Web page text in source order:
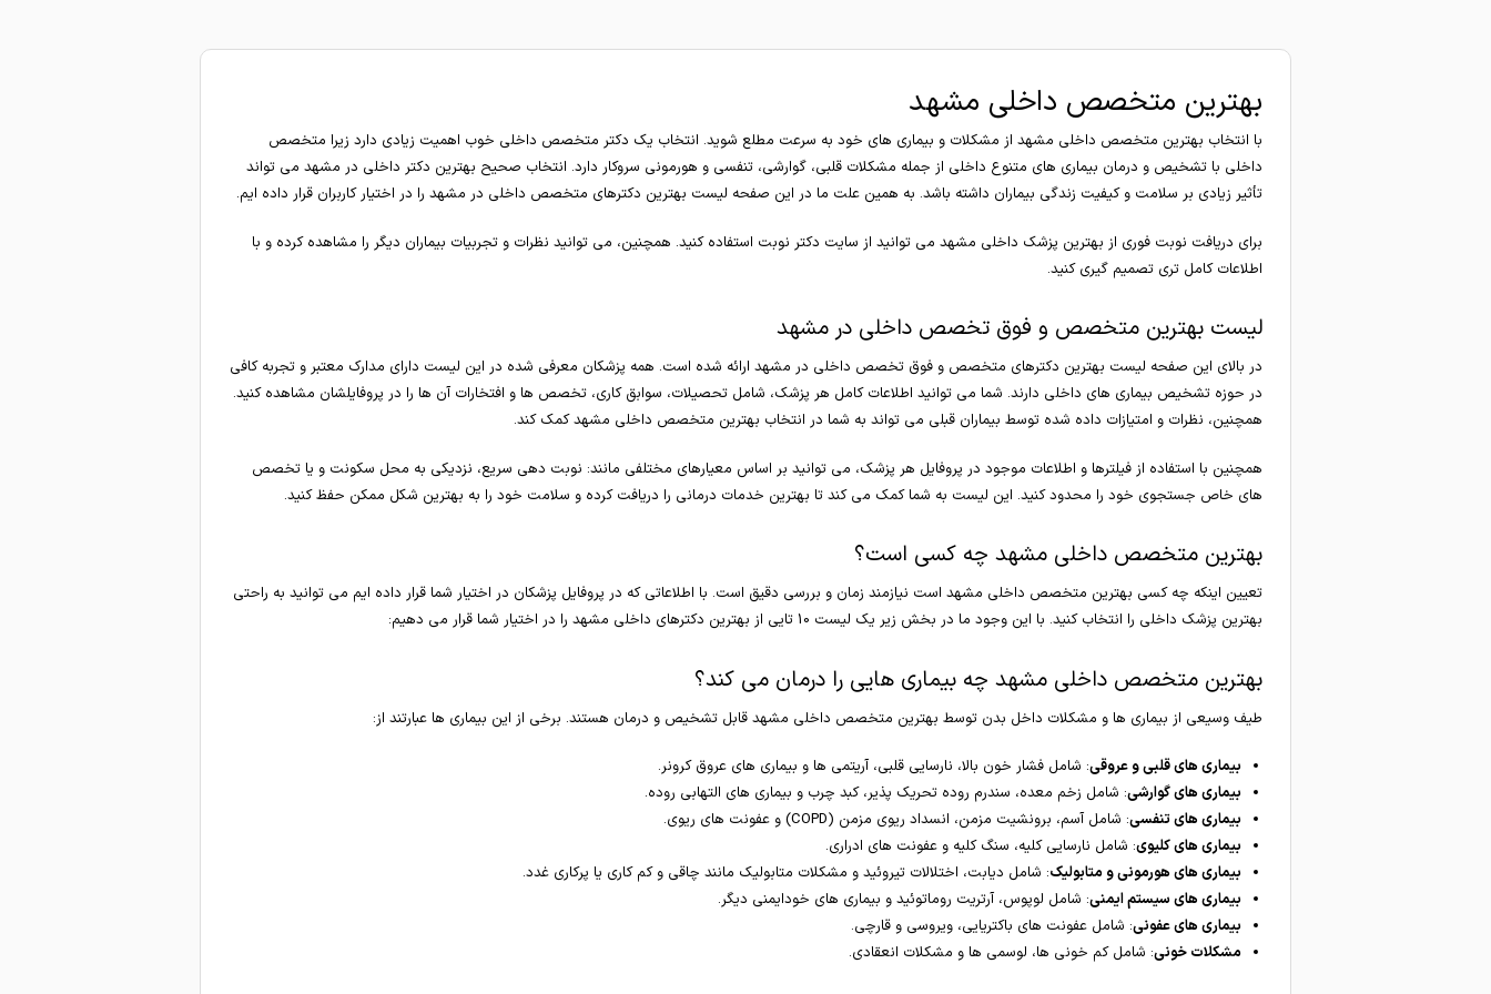
بهترین متخصص داخلی مشهد
با انتخاب بهترین متخصص داخلی مشهد از مشکلات و بیماری های خود به سرعت مطلع شوید. انتخاب یک دکتر متخصص داخلی خوب اهمیت زیادی دارد زیرا متخصص
داخلی با تشخیص و درمان بیماری های متنوع داخلی از جمله مشکلات قلبی، گوارشی، تنفسی و هورمونی سروکار دارد. انتخاب صحیح بهترین دکتر داخلی در مشهد می تواند
تأثیر زیادی بر سلامت و کیفیت زندگی بیماران داشته باشد. به همین علت ما در این صفحه لیست بهترین دکترهای متخصص داخلی در مشهد را در اختیار کاربران قرار داده ایم.
برای دریافت نوبت فوری از بهترین پزشک داخلی مشهد می توانید از سایت دکتر نوبت استفاده کنید. همچنین، می توانید نظرات و تجربیات بیماران دیگر را مشاهده کرده و با
اطلاعات کامل تری تصمیم گیری کنید.
لیست بهترین متخصص و فوق تخصص داخلی در مشهد
در بالای این صفحه لیست بهترین دکترهای متخصص و فوق تخصص داخلی در مشهد ارائه شده است. همه پزشکان معرفی شده در این لیست دارای مدارک معتبر و تجربه کافی
در حوزه تشخیص بیماری های داخلی دارند. شما می توانید اطلاعات کامل هر پزشک، شامل تحصیلات، سوابق کاری، تخصص ها و افتخارات آن ها را در پروفایلشان مشاهده کنید.
همچنین، نظرات و امتیازات داده شده توسط بیماران قبلی می تواند به شما در انتخاب بهترین متخصص داخلی مشهد کمک کند.
همچنین با استفاده از فیلترها و اطلاعات موجود در پروفایل هر پزشک، می توانید بر اساس معیارهای مختلفی مانند: نوبت دهی سریع، نزدیکی به محل سکونت و یا تخصص
های خاص جستجوی خود را محدود کنید. این لیست به شما کمک می کند تا بهترین خدمات درمانی را دریافت کرده و سلامت خود را به بهترین شکل ممکن حفظ کنید.
بهترین متخصص داخلی مشهد چه کسی است؟
تعیین اینکه چه کسی بهترین متخصص داخلی مشهد است نیازمند زمان و بررسی دقیق است. با اطلاعاتی که در پروفایل پزشکان در اختیار شما قرار داده ایم می توانید به راحتی
بهترین پزشک داخلی را انتخاب کنید. با این وجود ما در بخش زیر یک لیست 10 تایی از بهترین دکترهای داخلی مشهد را در اختیار شما قرار می دهیم:
بهترین متخصص داخلی مشهد چه بیماری هایی را درمان می کند؟
طیف وسیعی از بیماری ها و مشکلات داخل بدن توسط بهترین متخصص داخلی مشهد قابل تشخیص و درمان هستند. برخی از این بیماری ها عبارتند از:
بیماری های قلبی و عروقی: شامل فشار خون بالا، نارسایی قلبی، آریتمی ها و بیماری های عروق کرونر.
بیماری های گوارشی: شامل زخم معده، سندرم روده تحریک پذیر، کبد چرب و بیماری های التهابی روده.
بیماری های تنفسی: شامل آسم، برونشیت مزمن، انسداد ریوی مزمن (COPD) و عفونت های ریوی.
بیماری های کلیوی: شامل نارسایی کلیه، سنگ کلیه و عفونت های ادراری.
بیماری های هورمونی و متابولیک: شامل دیابت، اختلالات تیروئید و مشکلات متابولیک مانند چاقی و کم کاری یا پرکاری غدد.
بیماری های سیستم ایمنی: شامل لوپوس، آرتریت روماتوئید و بیماری های خودایمنی دیگر.
بیماری های عفونی: شامل عفونت های باکتریایی، ویروسی و قارچی.
مشکلات خونی: شامل کم خونی ها، لوسمی ها و مشکلات انعقادی.